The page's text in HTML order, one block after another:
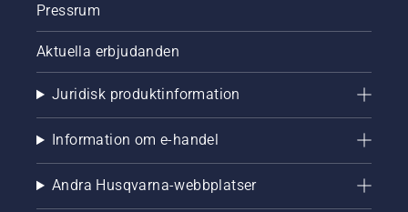
Pressrum
Aktuella erbjudanden
Juridisk produktinformation
Information om e-handel
Andra Husqvarna-webbplatser